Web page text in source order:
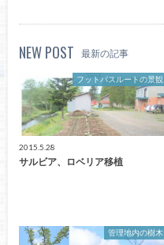
NEW POST 最新の記事
フットパスルートの景観
2015.5.28
サルビア、ロベリア移植
管理地内の樹木